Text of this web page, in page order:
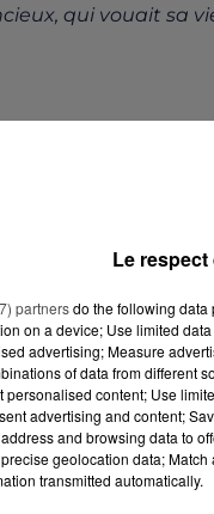
qui vouait sa
et polir les pièces
avait
au niveau
là son troisième
qu'une "certaine
il"impose"
Le
partnersdo the following data
on a device; Use limited
advertising; Measure
of data from different
personalised content; Use
advertising and content;
and browsing data to
geolocation data;
transmitted automatically.